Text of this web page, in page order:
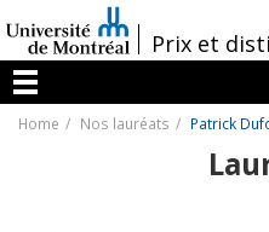
au
contenu
/Prix et
Menu
Home Nos lauréats Patrick